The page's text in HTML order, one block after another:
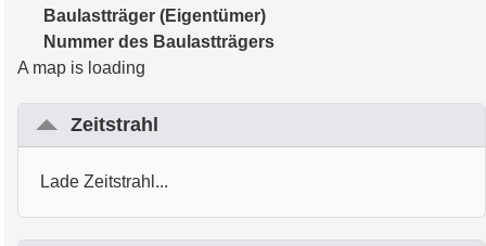
Baulastträger (Eigentümer)
Nummer des Baulastträgers
A map is loading
Zeitstrahl
Lade Zeitstrahl...